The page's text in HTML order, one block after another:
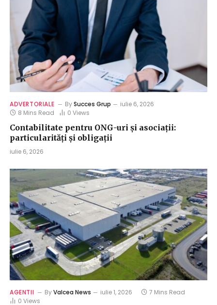
ADVERTORIALE BySucces Grup
iulie 6, 2026
8 Mins Read
0 Views
Contabilitate pentru ONG-uri și asociații:
particularități și obligații
iulie 6, 2026
AGENTII ByValcea News iulie 1, 2026
7 Mins Read
0 Views